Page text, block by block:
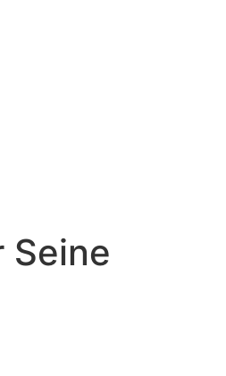
Seine